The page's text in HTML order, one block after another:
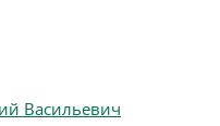
Васильевич